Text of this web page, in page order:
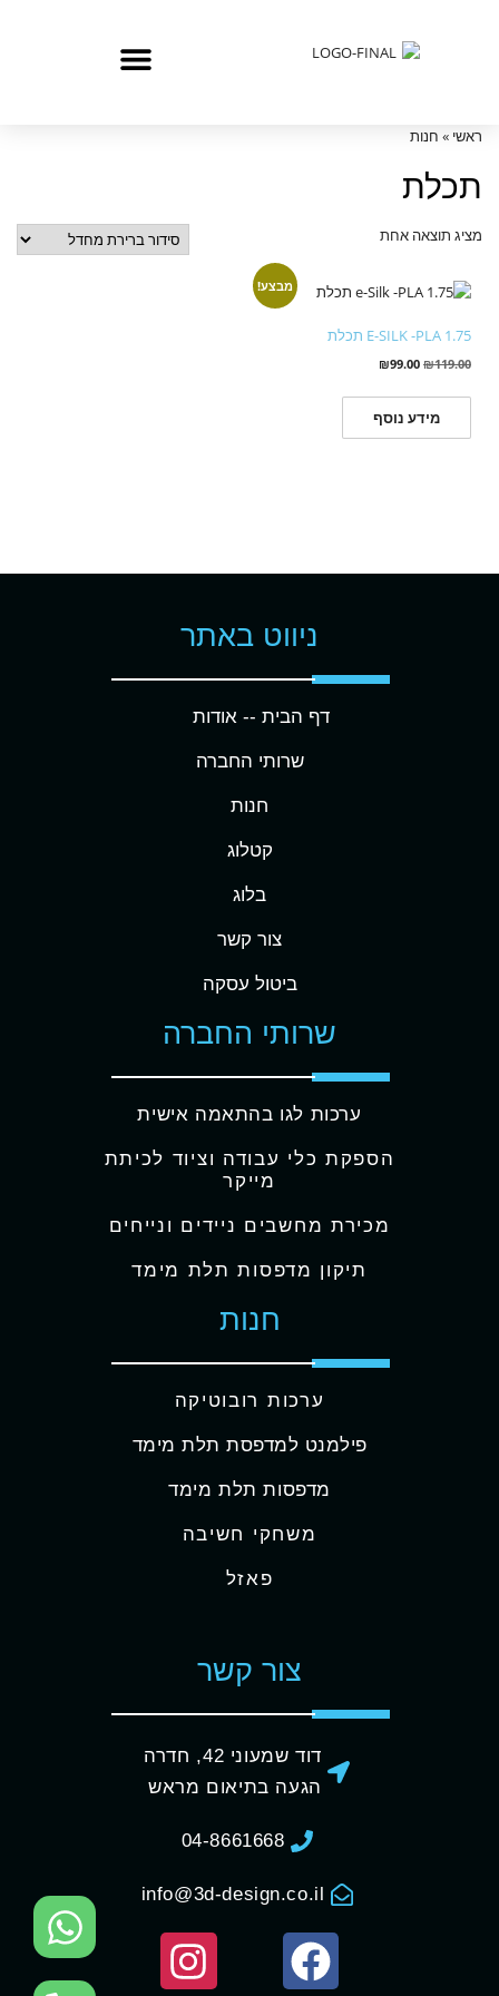
ראשי » חנות
תכלת
מציג תוצאה אחת
מבצע!
E-SILK -PLA 1.75 תכלת
₪119.00
₪99.00
מידע נוסף
ניווט באתר
דף הבית -- אודות
שרותי החברה
חנות
קטלוג
בלוג
צור קשר
ביטול עסקה
שרותי החברה
ערכות לגו בהתאמה אישית
הספקת כלי עבודה וציוד לכיתת
מייקר
מכירת מחשבים ניידים ונייחים
תיקון מדפסות תלת מימד
חנות
ערכות רובוטיקה
פילמנט למדפסת תלת מימד
מדפסות תלת מימד
משחקי חשיבה
פאזל
צור קשר
דוד שמעוני 42, חדרה
הגעה בתיאום מראש
04-8661668
info@3d-design.co.il